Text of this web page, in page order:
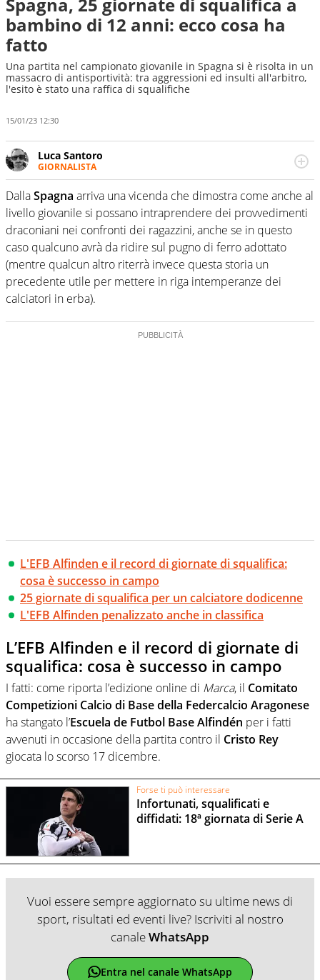
bambino di 12 anni: ecco cosa ha
fatto
Una partita nel campionato giovanile in Spagna si è risolta in un
massacro di antisportività: tra aggressioni ed insulti all'arbitro,
l'esito è stato una raffica di squalifiche
15/01/23 12:30
Luca Santoro
GIORNALISTA
Esperto di Motorsport ma, più in generale, appassionato
di tutto ciò che sia Sport, anche senza il Motor. Dà il
meglio di sé quando la strada fa largo alle due o alle
quattro ruote
DallaSpagna arriva una vicenda che dimostra come anche al
livello giovanile si possano intraprendere dei provvedimenti
draconiani nei confronti dei ragazzini, anche se in questo
caso qualcuno avrà da ridire sul pugno di ferro adottato
(mentre qualcun altro riterrà invece questa storia un
precedente utile per mettere in riga intemperanze dei
calciatori in erba).
L'EFB Alfinden e il record di giornate di squalifica:
cosa è successo in campo
25 giornate di squalifica per un calciatore dodicenne
L'EFB Alfinden penalizzato anche in classifica
L’EFB Alfinden e il record di giornate di
squalifica: cosa è successo in campo
I fatti: come riporta l’edizione online di Marca, il Comitato
Competizioni Calcio di Base della Federcalcio Aragonese
ha stangato l’Escuela de Futbol Base Alfindén per i fatti
avvenuti in occasione della partita contro il Cristo Rey
giocata lo scorso 17 dicembre.
Forse ti può interessare
Infortunati, squalificati e
diffidati: 18ª giornata di Serie A
Vuoi essere sempre aggiornato su ultime news di
sport, risultati ed eventi live? Iscriviti al nostro
canaleWhatsApp
Entra nel canale WhatsApp